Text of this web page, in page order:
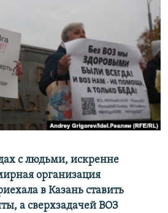
с людьми, искренне
организация
в Казань ставить
а сверхзадачей ВОЗ